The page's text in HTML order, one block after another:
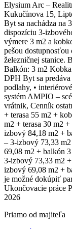
Elysium Arc –
Kukučínova 15,
Byt sa nachádza na
dispozíciu 3-
výmere 3 m2 a
pešou dostupnosťou
železničnej stanice.
Balkón: 3 m2
DPH Byt sa
podlahy, •
systém AMPIO –
vrátnik, Cenník
+ terasa 55 m2 +
m2 + terasa 30 m2
izbový 84,18 m2 +
– 3-izbový 73,33
69,08 m2 + balkón
3-izbový 73,33 m2
izbový 69,08 m2 +
je možné dokúpiť
Ukončovacie práce
2026
Priamo od majiteľa